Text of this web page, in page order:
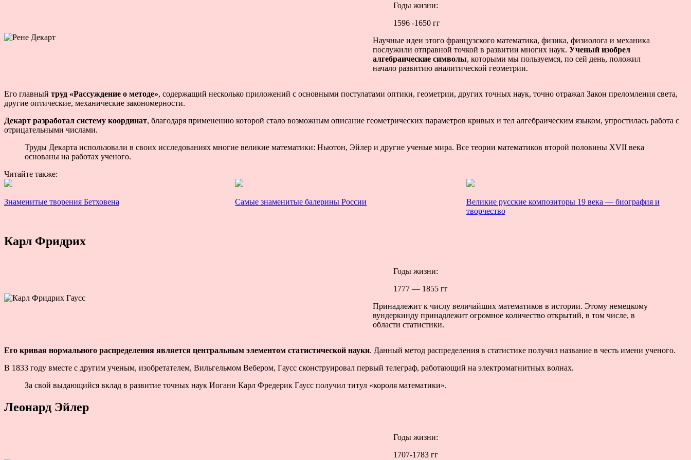
Годы жизни:
1596 -1650 гг
Научные идеи этого французского математика, физика, физиолога и механика
послужили отправной точкой в развитии многих наук.Ученый изобрел
алгебраические символы, которыми мы пользуемся, по сей день, положил
начало развитию аналитической геометрии.
Его главный труд «Рассуждение о методе», содержащий несколько приложений с основными постулатами оптики, геометрии, других точных наук, точно отражал Закон преломления света,
другие оптические, механические закономерности.
Декарт разработал систему координат, благодаря применению которой стало возможным описание геометрических параметров кривых и тел алгебраическим языком, упростилась работа с
отрицательными числами.
Труды Декарта использовали в своих исследованиях многие великие математики: Ньютон, Эйлер и другие ученые мира. Все теории математиков второй половины XVII века
основаны на работах ученого.
Читайте также:
Знаменитые творения Бетховена Самые знаменитые балерины России
Великие русские композиторы 19 века — биография и
творчество
Карл Фридрих
Годы жизни:
1777 — 1855 гг
Принадлежит к числу величайших математиков в истории. Этому немецкому
вундеркинду принадлежит огромное количество открытий, в том числе, в
области статистики.
Его кривая нормального распределения является центральным элементом статистической науки. Данный метод распределения в статистике получил название в честь имени ученого.
В 1833 году вместе с другим ученым, изобретателем, Вильгельмом Вебером, Гаусс сконструировал первый телеграф, работающий на электромагнитных волнах.
За свой выдающийся вклад в развитие точных наук Иоганн Карл Фредерик Гаусс получил титул «короля математики».
Леонард Эйлер
Годы жизни:
1707-1783 гг